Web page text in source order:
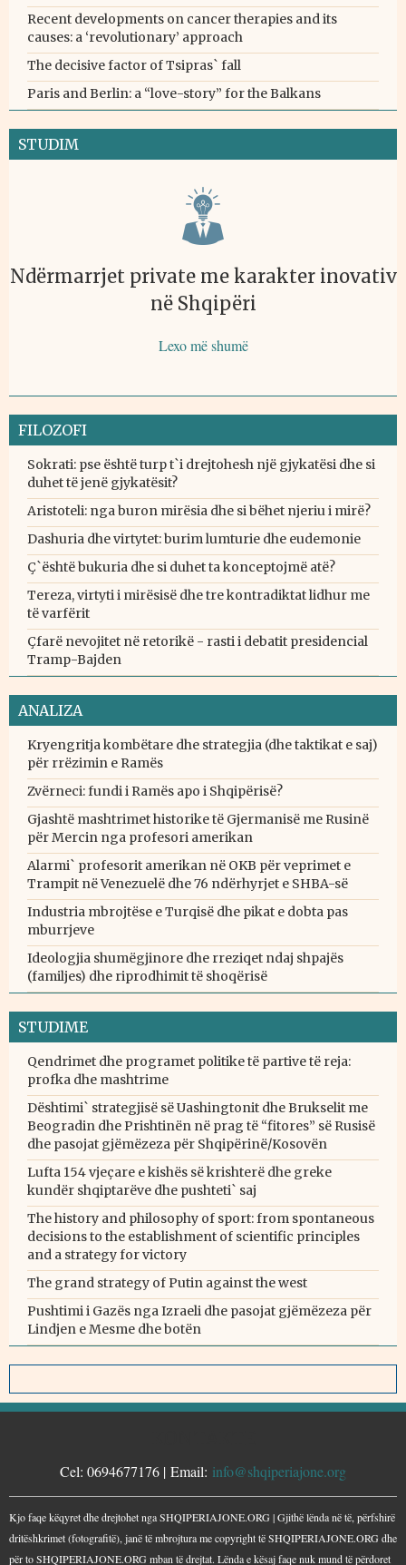
Recent developments on cancer therapies and its
causes: a ‘revolutionary’ approach
The decisive factor of Tsipras` fall
Paris and Berlin: a “love-story” for the Balkans
STUDIM
Ndërmarrjet private me karakter inovativ
në Shqipëri
Lexo më shumë
FILOZOFI
Sokrati: pse është turp t`i drejtohesh një gjykatësi dhe si
duhet të jenë gjykatësit?
Aristoteli: nga buron mirësia dhe si bëhet njeriu i mirë?
Dashuria dhe virtytet: burim lumturie dhe eudemonie
Ç`është bukuria dhe si duhet ta konceptojmë atë?
Tereza, virtyti i mirësisë dhe tre kontradiktat lidhur me
të varfërit
Çfarë nevojitet në retorikë - rasti i debatit presidencial
Tramp-Bajden
ANALIZA
Kryengritja kombëtare dhe strategjia (dhe taktikat e saj)
për rrëzimin e Ramës
Zvërneci: fundi i Ramës apo i Shqipërisë?
Gjashtë mashtrimet historike të Gjermanisë me Rusinë
për Mercin nga profesori amerikan
Alarmi` profesorit amerikan në OKB për veprimet e
Trampit në Venezuelë dhe 76 ndërhyrjet e SHBA-së
Industria mbrojtëse e Turqisë dhe pikat e dobta pas
mburrjeve
Ideologjia shumëgjinore dhe rreziqet ndaj shpajës
(familjes) dhe riprodhimit të shoqërisë
STUDIME
Qendrimet dhe programet politike të partive të reja:
profka dhe mashtrime
Dështimi` strategjisë së Uashingtonit dhe Brukselit me
Beogradin dhe Prishtinën në prag të “fitores” së Rusisë
dhe pasojat gjëmëzeza për Shqipërinë/Kosovën
Lufta 154 vjeçare e kishës së krishterë dhe greke
kundër shqiptarëve dhe pushteti` saj
The history and philosophy of sport: from spontaneous
decisions to the establishment of scientific principles
and a strategy for victory
The grand strategy of Putin against the west
Pushtimi i Gazës nga Izraeli dhe pasojat gjëmëzeza për
Lindjen e Mesme dhe botën
Cel: 0694677176 | Email: info@shqiperiajone.org
Kjo faqe këqyret dhe drejtohet nga SHQIPERIAJONE.ORG | Gjithë lënda në të, përfshirë
dritëshkrimet (fotografitë), janë të mbrojtura me copyright të SHQIPERIAJONE.ORG dhe
për to SHQIPERIAJONE.ORG mban të drejtat. Lënda e kësaj faqe nuk mund të përdoret